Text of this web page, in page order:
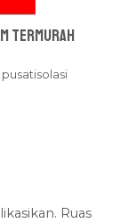
Termurah
pusatisolasi
Ruas